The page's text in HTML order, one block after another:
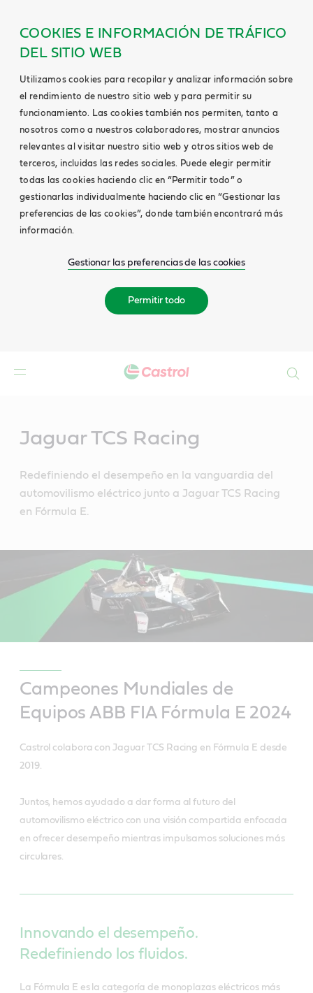
COOKIES E INFORMACIÓN DE TRÁFICO
DEL SITIO WEB
Utilizamos cookies para recopilar y analizar información sobre
el rendimiento de nuestro sitio web y para permitir su
funcionamiento. Las cookies también nos permiten, tanto a
nosotros como a nuestros colaboradores, mostrar anuncios
relevantes al visitar nuestro sitio web y otros sitios web de
terceros, incluidas las redes sociales. Puede elegir permitir
todas las cookies haciendo clic en “Permitir todo” o
gestionarlas individualmente haciendo clic en “Gestionar las
preferencias de las cookies”, donde también encontrará más
información.
Gestionar las preferencias de las cookies
Permitir todo
Jaguar TCS Racing
Redefiniendo el desempeño en la vanguardia del
automovilismo eléctrico junto a Jaguar TCS Racing
en Fórmula E.
Campeones Mundiales de
Equipos ABB FIA Fórmula E 2024
Castrol colabora con Jaguar TCS Racing en Fórmula E desde
2019.
Juntos, hemos ayudado a dar forma al futuro del
automovilismo eléctrico con una visión compartida enfocada
en ofrecer desempeño mientras impulsamos soluciones más
circulares.
Innovando el desempeño.
Redefiniendo los fluidos.
La Fórmula E es la categoría de monoplazas eléctricos más